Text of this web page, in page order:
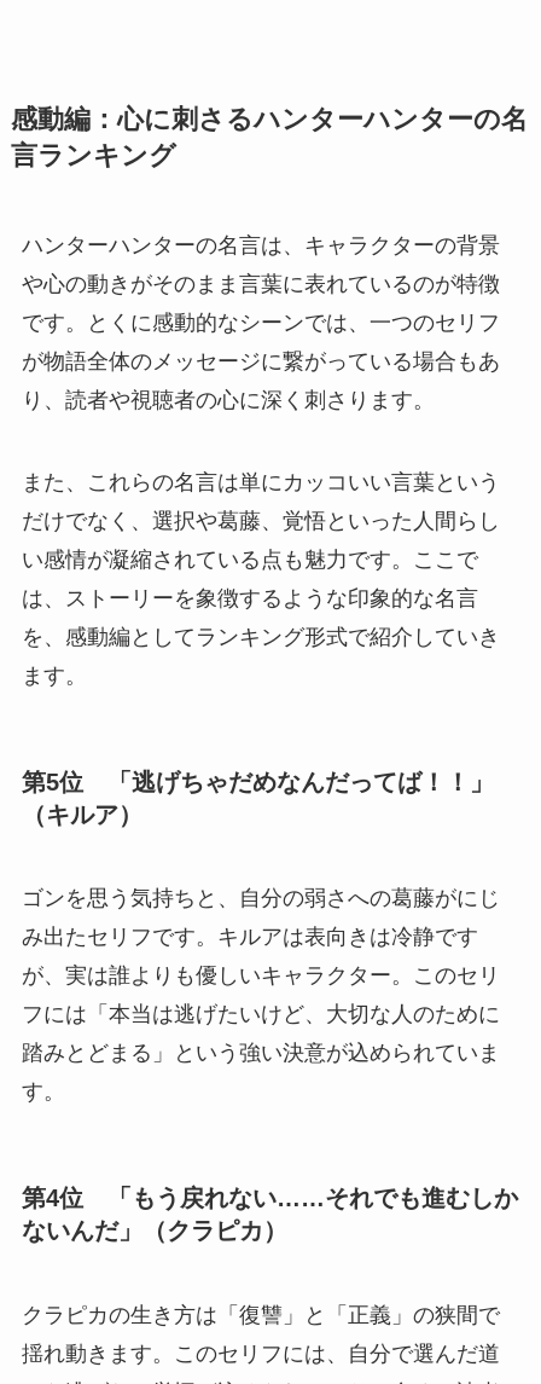
感動編：心に刺さるハンターハンターの名
言ランキング
ハンターハンターの名言は、キャラクターの背景
や心の動きがそのまま言葉に表れているのが特徴
です。とくに感動的なシーンでは、一つのセリフ
が物語全体のメッセージに繋がっている場合もあ
り、読者や視聴者の心に深く刺さります。
また、これらの名言は単にカッコいい言葉という
だけでなく、選択や葛藤、覚悟といった人間らし
い感情が凝縮されている点も魅力です。ここで
は、ストーリーを象徴するような印象的な名言
を、感動編としてランキング形式で紹介していき
ます。
第5位 「逃げちゃだめなんだってば！！」
（キルア）
ゴンを思う気持ちと、自分の弱さへの葛藤がにじ
み出たセリフです。キルアは表向きは冷静です
が、実は誰よりも優しいキャラクター。このセリ
フには「本当は逃げたいけど、大切な人のために
踏みとどまる」という強い決意が込められていま
す。
第4位 「もう戻れない……それでも進むしか
ないんだ」（クラピカ）
クラピカの生き方は「復讐」と「正義」の狭間で
揺れ動きます。このセリフには、自分で選んだ道